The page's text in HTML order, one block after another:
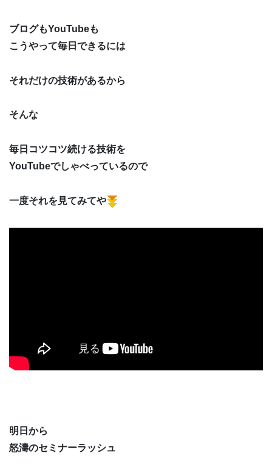
ブログもYouTubeも
こうやって毎日できるには
それだけの技術があるから
そんな
毎日コツコツ続ける技術を
YouTubeでしゃべっているので
一度それを見てみてや
明日から
怒濤のセミナーラッシュ